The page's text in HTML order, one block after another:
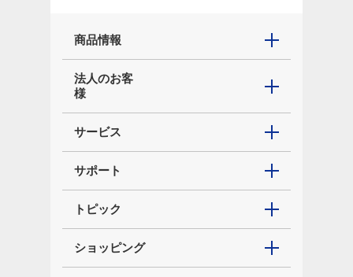
商品情報
法人のお客
様
サービス
サポート
トピック
ショッピング